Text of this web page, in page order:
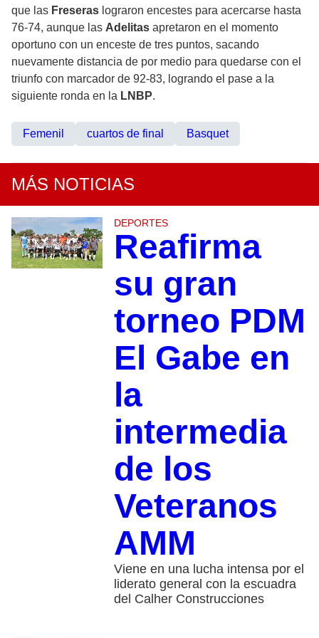
que las Freseras lograron encestes para acercarse hasta
76-74, aunque las Adelitas apretaron en el momento
oportuno con un enceste de tres puntos, sacando
nuevamente distancia de por medio para quedarse con el
triunfo con marcador de 92-83, logrando el pase a la
siguiente ronda en la LNBP.
Femenil cuartos de final Basquet
MÁS NOTICIAS
DEPORTES
Reafirma
su gran
torneo PDM
El Gabe en
la
intermedia
de los
Veteranos
AMM
Viene en una lucha intensa por el
liderato general con la escuadra
del Calher Construcciones